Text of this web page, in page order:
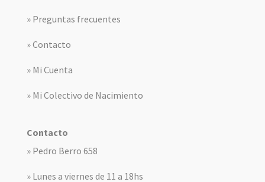
» Preguntas frecuentes
» Contacto
» Mi Cuenta
» Mi Colectivo de Nacimiento
Contacto
» Pedro Berro 658
» Lunes a viernes de 11 a 18hs